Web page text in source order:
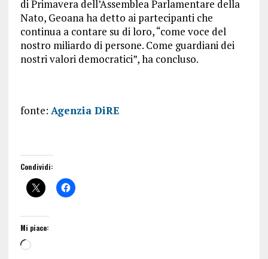
di Primavera dell’Assemblea Parlamentare della
Nato, Geoana ha detto ai partecipanti che
continua a contare su di loro, “come voce del
nostro miliardo di persone. Come guardiani dei
nostri valori democratici”, ha concluso.
fonte: Agenzia DiRE
Condividi:
Mi piace: